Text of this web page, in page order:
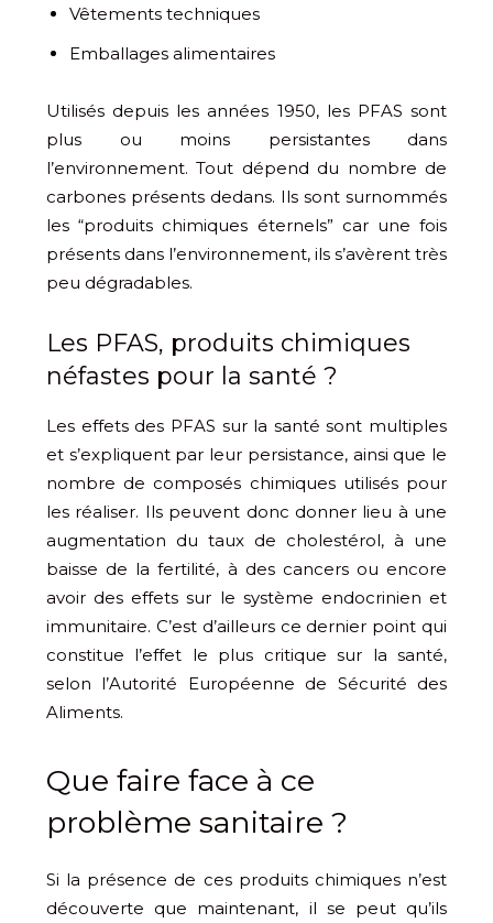
Vêtements techniques
Emballages alimentaires
Utilisés depuis les années 1950, les PFAS sont
plus ou moins persistantes dans
l’environnement. Tout dépend du nombre de
carbones présents dedans. Ils sont surnommés
les “produits chimiques éternels” car une fois
présents dans l’environnement, ils s’avèrent très
peu dégradables.
Les PFAS, produits chimiques
néfastes pour la santé ?
Les effets des PFAS sur la santé sont multiples
et s’expliquent par leur persistance, ainsi que le
nombre de composés chimiques utilisés pour
les réaliser. Ils peuvent donc donner lieu à une
augmentation du taux de cholestérol, à une
baisse de la fertilité, à des cancers ou encore
avoir des effets sur le système endocrinien et
immunitaire. C’est d’ailleurs ce dernier point qui
constitue l’effet le plus critique sur la santé,
selon l’Autorité Européenne de Sécurité des
Aliments.
Que faire face à ce
problème sanitaire ?
Si la présence de ces produits chimiques n’est
découverte que maintenant, il se peut qu’ils